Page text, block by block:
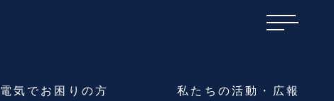
電気でお困りの方 私たちの活動・広報